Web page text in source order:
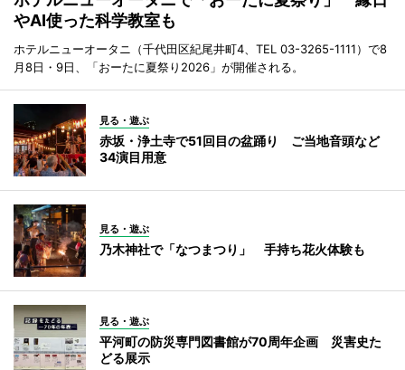
やAI使った科学教室も
ホテルニューオータニ（千代田区紀尾井町4、TEL 03-3265-1111）で8
月8日・9日、「おーたに夏祭り2026」が開催される。
見る・遊ぶ
赤坂・浄土寺で51回目の盆踊り ご当地音頭など
34演目用意
見る・遊ぶ
乃木神社で「なつまつり」 手持ち花火体験も
見る・遊ぶ
平河町の防災専門図書館が70周年企画 災害史た
どる展示